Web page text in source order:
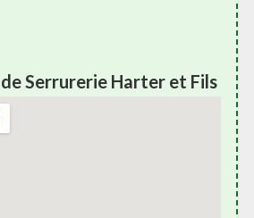
Serrurerie Harter et Fils